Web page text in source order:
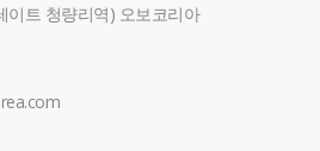
이트 청량리역) 오보코리아